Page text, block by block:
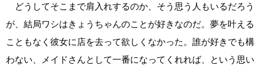
どうしてそこまで肩入れするのか、そう思う人もいるだろう
が、結局ワシはきょうちゃんのことが好きなのだ。夢を叶える
こともなく彼女に店を去って欲しくなかった。誰が好きでも構
わない、メイドさんとして一番になってくれれば、という思い